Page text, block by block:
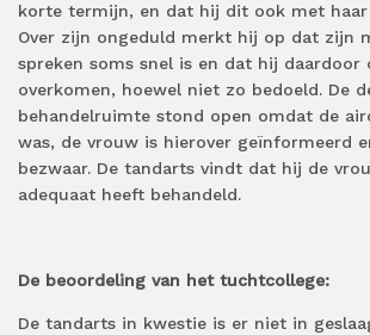
korte termijn, en dat hij dit ook met haar
Over zijn ongeduld merkt hij op dat zijn
spreken soms snel is en dat hij daardoor
overkomen, hoewel niet zo bedoeld. De
behandelruimte stond open omdat de
was, de vrouw is hierover geïnformeerd
bezwaar. De tandarts vindt dat hij de
adequaat heeft behandeld.
De beoordeling van het tuchtcollege:
De tandarts in kwestie is er niet in